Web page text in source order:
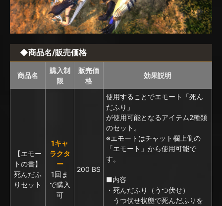
◆商品名/販売価格
商品名
購入制
限
販売価
格
効果説明
【エモー
トの書】
死んだふ
りセット
1キャ
ラクタ
ー
1回ま
で購入
可
200 BS
使用することでエモート「死ん
だふり」
が使用可能となるアイテム2種類
のセット。
※エモートはチャット欄上側の
「エモート」から使用可能で
す。
■内容
・死んだふり（うつ伏せ）
うつ伏せ状態で死んだふりを